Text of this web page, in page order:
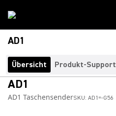
AD1
Übersicht Produkt-Support
AD1
AD1 TaschensenderSKU: AD1=-G56